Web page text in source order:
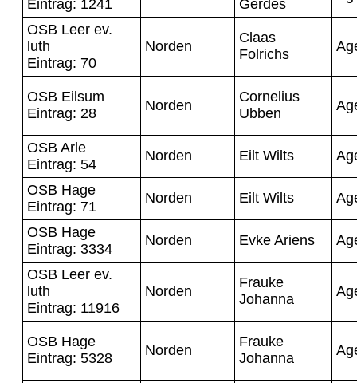
Eintrag: 1241 Gerdes
OSB Leer ev.
luth
Eintrag: 70
Norden
Claas
Folrichs
OSB Eilsum
Eintrag: 28
Norden
Cornelius
Ubben
OSB Arle
Eintrag: 54
Norden Eilt Wilts
OSB Hage
Eintrag: 71
Norden Eilt Wilts
OSB Hage
Eintrag: 3334
Norden Evke Ariens
OSB Leer ev.
luth
Eintrag: 11916
Norden
Frauke
Johanna
OSB Hage
Eintrag: 5328
Norden
Frauke
Johanna